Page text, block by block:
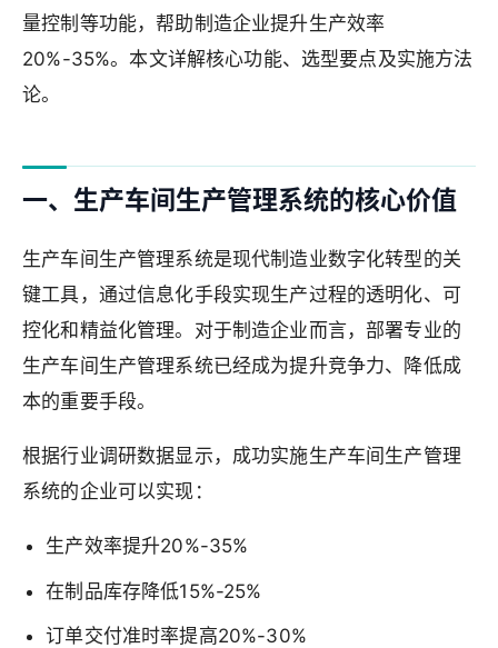
量控制等功能，帮助制造企业提升生产效率
20%-35%。本文详解核心功能、选型要点及实施方法
论。
一、生产车间生产管理系统的核心价值
生产车间生产管理系统是现代制造业数字化转型的关
键工具，通过信息化手段实现生产过程的透明化、可
控化和精益化管理。对于制造企业而言，部署专业的
生产车间生产管理系统已经成为提升竞争力、降低成
本的重要手段。
根据行业调研数据显示，成功实施生产车间生产管理
系统的企业可以实现：
生产效率提升20%-35%
在制品库存降低15%-25%
订单交付准时率提高20%-30%